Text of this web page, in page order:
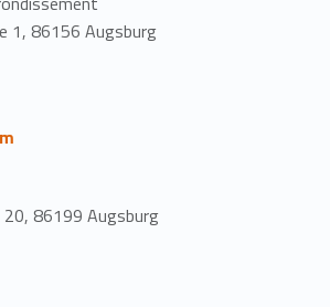
1, 86156 Augsburg
86199 Augsburg